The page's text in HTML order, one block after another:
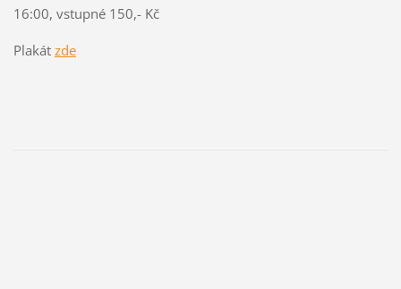
16:00, vstupné 150,- Kč
Plakát zde